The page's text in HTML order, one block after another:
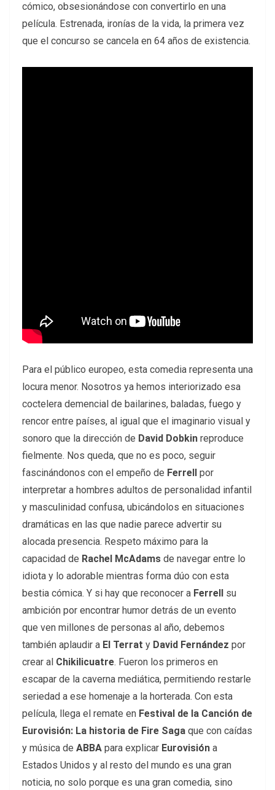
cómico, obsesionándose con convertirlo en una
película. Estrenada, ironías de la vida, la primera vez
que el concurso se cancela en 64 años de existencia.
Para el público europeo, esta comedia representa una
locura menor. Nosotros ya hemos interiorizado esa
coctelera demencial de bailarines, baladas, fuego y
rencor entre países, al igual que el imaginario visual y
sonoro que la dirección de David Dobkin reproduce
fielmente. Nos queda, que no es poco, seguir
fascinándonos con el empeño de Ferrell
por
interpretar a hombres adultos de personalidad infantil
y masculinidad confusa, ubicándolos en situaciones
dramáticas en las que nadie parece advertir su
alocada presencia. Respeto máximo para la
capacidad de Rachel McAdams de navegar entre lo
idiota y lo adorable mientras forma dúo con esta
bestia cómica. Y si hay que reconocer a Ferrell
su
ambición por encontrar humor detrás de un evento
que ven millones de personas al año, debemos
también aplaudir a El Terrat y David Fernández por
crear al Chikilicuatre. Fueron los primeros en
escapar de la caverna mediática, permitiendo restarle
seriedad a ese homenaje a la horterada. Con esta
película, llega el remate en Festival de la Canción de
Eurovisión: La historia de Fire Saga que con caídas
y música de ABBA para explicar Eurovisión a
Estados Unidos y al resto del mundo es una gran
noticia, no solo porque es una gran comedia, sino